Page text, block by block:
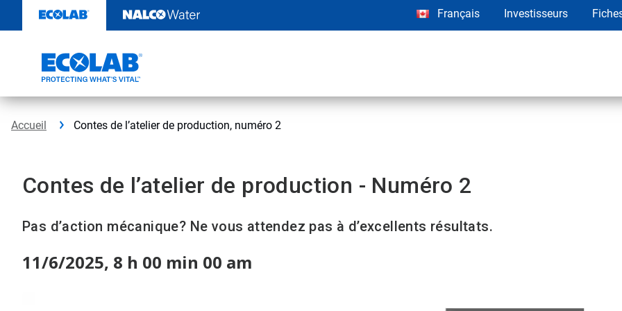
contenu​​​​​​​
Français Investisseurs
Accueil Contes de l’atelier de production, numéro 2
Contes de l’atelier de production - Numéro 2
Pas d’action mécanique? Ne vous attendez pas à d’excellents résultats.
11/6/2025, 8 h 00 min 00 am